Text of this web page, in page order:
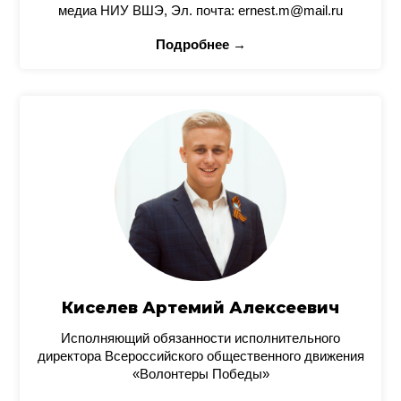
медиа НИУ ВШЭ, Эл. почта: ernest.m@mail.ru
Подробнее →
Киселев Артемий Алексеевич
Исполняющий обязанности исполнительного
директора Всероссийского общественного движения
«Волонтеры Победы»